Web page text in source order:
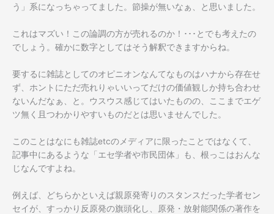
う」系になっちゃってました。節操が無いなぁ、と思いました。
これはマズい！この論調の方が売れるのか！･･･とでも考えたの
でしょう。確かに数字としてはそう解釈できますからね。
要するに雑誌としてのオピニオンなんてなものはハナから存在せ
ず、ホントにただ売れりゃいいってだけの価値観しか持ち合わせ
ないんだなぁ、と。ウスウス感じてはいたものの、ここまでエゲ
ツ無く且つわかりやすいものだとは思いませんでした。
このことはなにも雑誌etcのメディアに限ったことではなくて、
記事中にあるような「エセ学者や市民団体」も、根っこはおんな
じなんですよね。
例えば、どちらかといえば親原発寄りのスタンスだった学者セン
セイが、すっかり反原発の旗頭化し、原発・放射能関係の著作を